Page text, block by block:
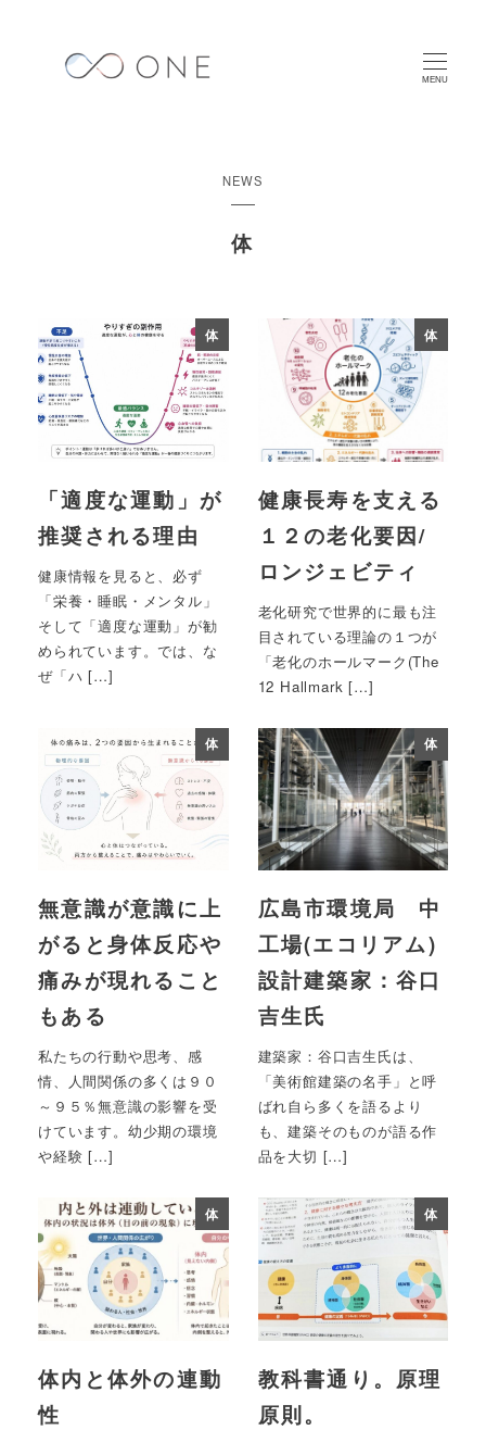
MENU
NEWS
体
体
「適度な運動」が
推奨される理由
健康情報を見ると、必ず
「栄養・睡眠・メンタル」
そして「適度な運動」が勧
められています。では、な
ぜ「ハ […]
体
健康長寿を支える
１２の老化要因/
ロンジェビティ
老化研究で世界的に最も注
目されている理論の１つが
「老化のホールマーク(The
12 Hallmark […]
体
無意識が意識に上
がると身体反応や
痛みが現れること
もある
私たちの行動や思考、感
情、人間関係の多くは９０
～９５％無意識の影響を受
けています。幼少期の環境
や経験 […]
体
広島市環境局 中
工場(エコリアム)
設計建築家：谷口
吉生氏
建築家：谷口吉生氏は、
「美術館建築の名手」と呼
ばれ自ら多くを語るより
も、建築そのものが語る作
品を大切 […]
体
体内と体外の連動
性
体
教科書通り。原理
原則。